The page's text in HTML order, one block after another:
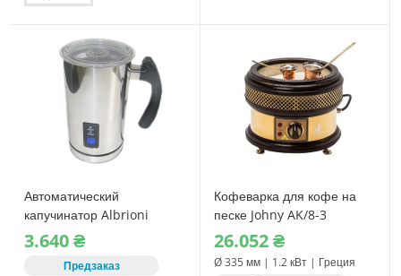
Автоматический
капучинатор Albrioni
LattePolo
3.640₴
Предзаказ
Кофеварка для кофе на
песке Johny AK/8-3
26.052₴
Ø 335 мм | 1.2 кВт | Греция